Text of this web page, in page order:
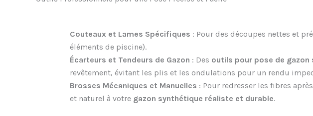
Couteaux et Lames Spécifiques : Pour des découpes nettes et
éléments de piscine).
Écarteurs et Tendeurs de Gazon : Des outils pour pose de gazon
revêtement, évitant les plis et les ondulations pour un rendu
Brosses Mécaniques et Manuelles : Pour redresser les fibres
et naturel à votre gazon synthétique réaliste et durable.